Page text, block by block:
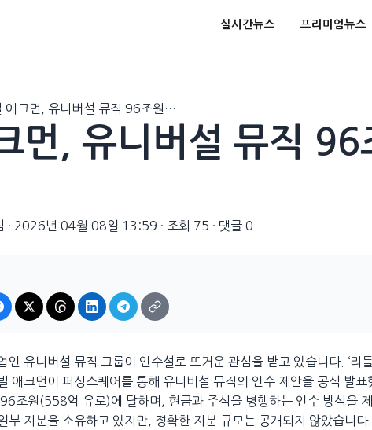
실시간뉴스 프리미엄뉴스
애크먼, 유니버설 뮤직 96조원…
먼, 유니버설 뮤직 96
· 2026년 04월 08일 13:59 · 조회 75 · 댓글 0
인 유니버설 뮤직 그룹이 인수설로 뜨거운 관심을 받고 있습니다. ‘리
애크먼이 퍼싱스퀘어를 통해 유니버설 뮤직의 인수 제안을 공식 발
조원(558억 유로)에 달하며, 현금과 주식을 병행하는 인수 방식을
부 지분을 소유하고 있지만, 정확한 지분 규모는 공개되지 않았습니다.